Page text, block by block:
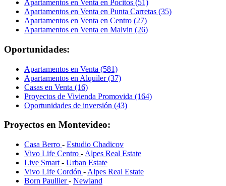
Apartamentos en Venta en Pocitos (51)
Apartamentos en Venta en Punta Carretas (35)
Apartamentos en Venta en Centro (27)
Apartamentos en Venta en Malvin (26)
Oportunidades:
Apartamentos en Venta (581)
Apartamentos en Alquiler (37)
Casas en Venta (16)
Proyectos de Vivienda Promovida (164)
Oportunidades de inversión (43)
Proyectos en Montevideo:
Casa Berro - Estudio Chadicov
Vivo Life Centro - Alpes Real Estate
Live Smart - Urban Estate
Vivo Life Cordón - Alpes Real Estate
Born Paullier- Newland